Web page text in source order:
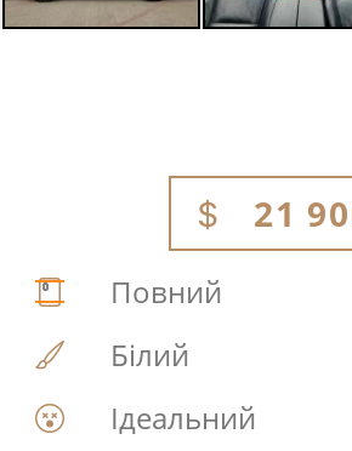
21
Повний
Білий
Ідеальний